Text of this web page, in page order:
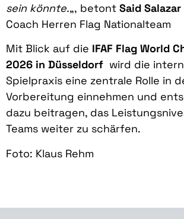
sein könnte.„, betont Said
Coach Herren Flag Nationalteam
Mit Blick auf die IFAF Flag World
2026 in Düsseldorf wird die
Spielpraxis eine zentrale Rolle in
Vorbereitung einnehmen und
dazu beitragen, das
Teams weiter zu schärfen.
Foto: Klaus Rehm